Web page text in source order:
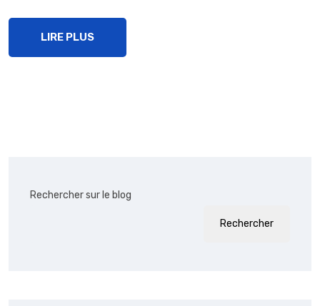
LIRE PLUS
Rechercher sur le blog
Rechercher